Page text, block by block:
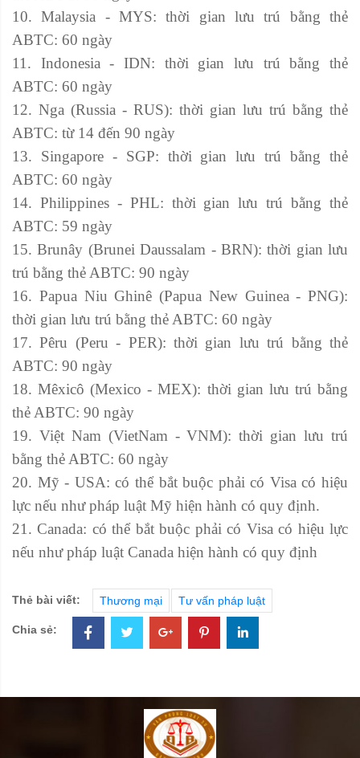
10. Malaysia - MYS: thời gian lưu trú bằng thẻ
ABTC: 60 ngày
11. Indonesia - IDN: thời gian lưu trú bằng thẻ
ABTC: 60 ngày
12. Nga (Russia - RUS): thời gian lưu trú bằng thẻ
ABTC: từ 14 đến 90 ngày
13. Singapore - SGP: thời gian lưu trú bằng thẻ
ABTC: 60 ngày
14. Philippines - PHL: thời gian lưu trú bằng thẻ
ABTC: 59 ngày
15. Brunây (Brunei Daussalam - BRN): thời gian lưu
trú bằng thẻ ABTC: 90 ngày
16. Papua Niu Ghinê (Papua New Guinea - PNG):
thời gian lưu trú bằng thẻ ABTC: 60 ngày
17. Pêru (Peru - PER): thời gian lưu trú bằng thẻ
ABTC: 90 ngày
18. Mêxicô (Mexico - MEX): thời gian lưu trú bằng
thẻ ABTC: 90 ngày
19. Việt Nam (VietNam - VNM): thời gian lưu trú
bằng thẻ ABTC: 60 ngày
20. Mỹ - USA: có thể bắt buộc phải có Visa có hiệu
lực nếu như pháp luật Mỹ hiện hành có quy định.
21. Canada: có thể bắt buộc phải có Visa có hiệu lực
nếu như pháp luật Canada hiện hành có quy định
Thẻ bài viết: Thương mại Tư vấn pháp luật
Chia sẻ: